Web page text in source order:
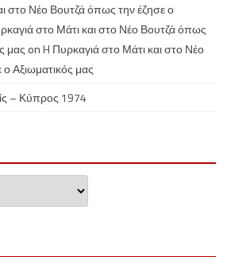
στο Νέο Βουτζά όπως την έζησε ο
στο Μάτι και στο Νέο Βουτζά όπως
μαςonH Πυρκαγιά στο Μάτι και στο Νέο
Αξιωματικός μας
– Κύπρος 1974